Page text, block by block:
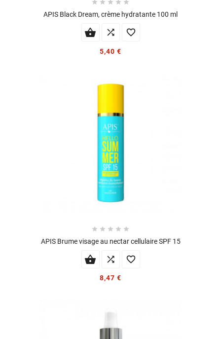
    
APIS Black Dream, crème hydratante 100 ml
 
5,40 €
    
APIS Brume visage au nectar cellulaire SPF 15
 
8,47 €